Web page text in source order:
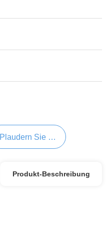
Plaudern Sie Jetzt
Produkt-Beschreibung